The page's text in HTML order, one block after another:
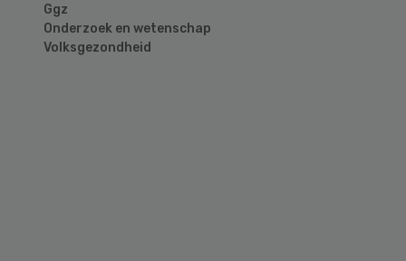
Ggz
Onderzoek en wetenschap
Volksgezondheid